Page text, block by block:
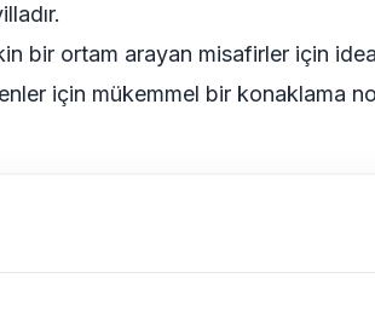
bir ortam arayan misafirler için
için mükemmel bir konaklama